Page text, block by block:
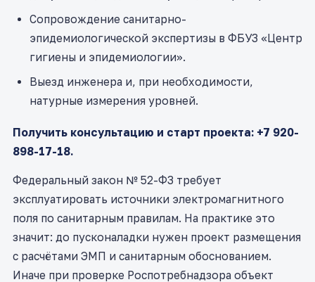
Сопровождение санитарно-
эпидемиологической экспертизы в ФБУЗ «Центр
гигиены и эпидемиологии».
Выезд инженера и, при необходимости,
натурные измерения уровней.
Получить консультацию и старт проекта: +7 920-
898-17-18.
Федеральный закон № 52-ФЗ требует
эксплуатировать источники электромагнитного
поля по санитарным правилам. На практике это
значит: до пусконаладки нужен проект размещения
с расчётами ЭМП и санитарным обоснованием.
Иначе при проверке Роспотребнадзора объект